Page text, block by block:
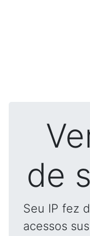
de
Seu IP fez
acessos